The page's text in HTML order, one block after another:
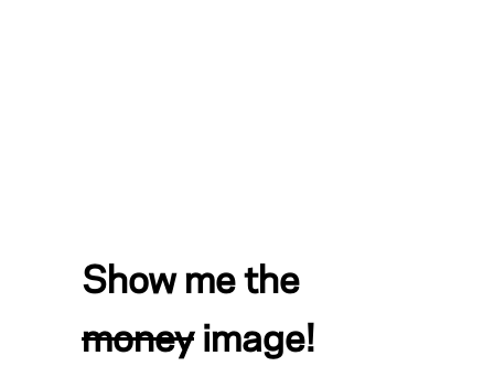
Show me the
moneyimage!